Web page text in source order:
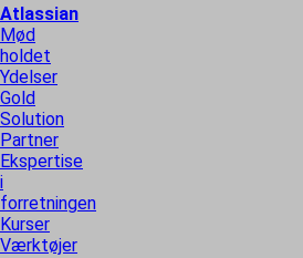
Atlassian
Mød
holdet
Ydelser
Gold
Solution
Partner
Ekspertise
i
forretningen
Kurser
Værktøjer